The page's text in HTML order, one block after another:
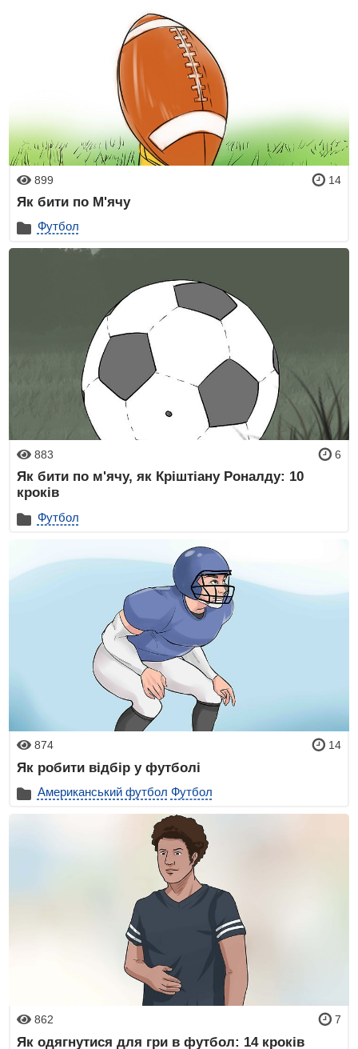
899 14
Як бити по М'ячу
Футбол
883 6
Як бити по м'ячу, як Кріштіану Роналду: 10
кроків
Футбол
874 14
Як робити відбір у футболі
Американський футбол Футбол
862 7
Як одягнутися для гри в футбол: 14 кроків